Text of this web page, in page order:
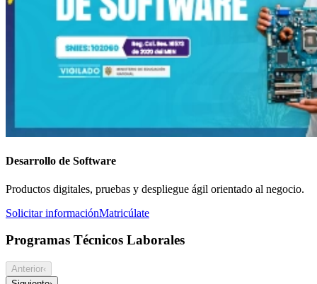
Desarrollo de Software
Productos digitales, pruebas y despliegue ágil orientado al negocio.
Solicitar informaciónMatricúlate
Programas Técnicos Laborales
Anterior‹